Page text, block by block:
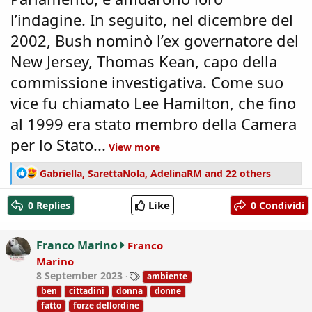
l’indagine. In seguito, nel dicembre del
2002, Bush nominò l’ex governatore del
New Jersey, Thomas Kean, capo della
commissione investigativa. Come suo
vice fu chiamato Lee Hamilton, che fino
al 1999 era stato membro della Camera
per lo Stato... View more
R
e
a
c
t
i
o
n
s
Gabriella, SarettaNola, AdelinaRM and 22 others
0 Replies Like 0 Condividi
Franco Marino
Franco
Marino
8 September 2023
T
a
g
ambiente
ben
cittadini donna
donne
fatto
forze dellordine